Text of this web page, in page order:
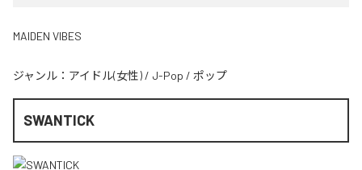
MAIDEN VIBES
ジャンル： アイドル(女性) / J-Pop / ポップ
SWANTICK